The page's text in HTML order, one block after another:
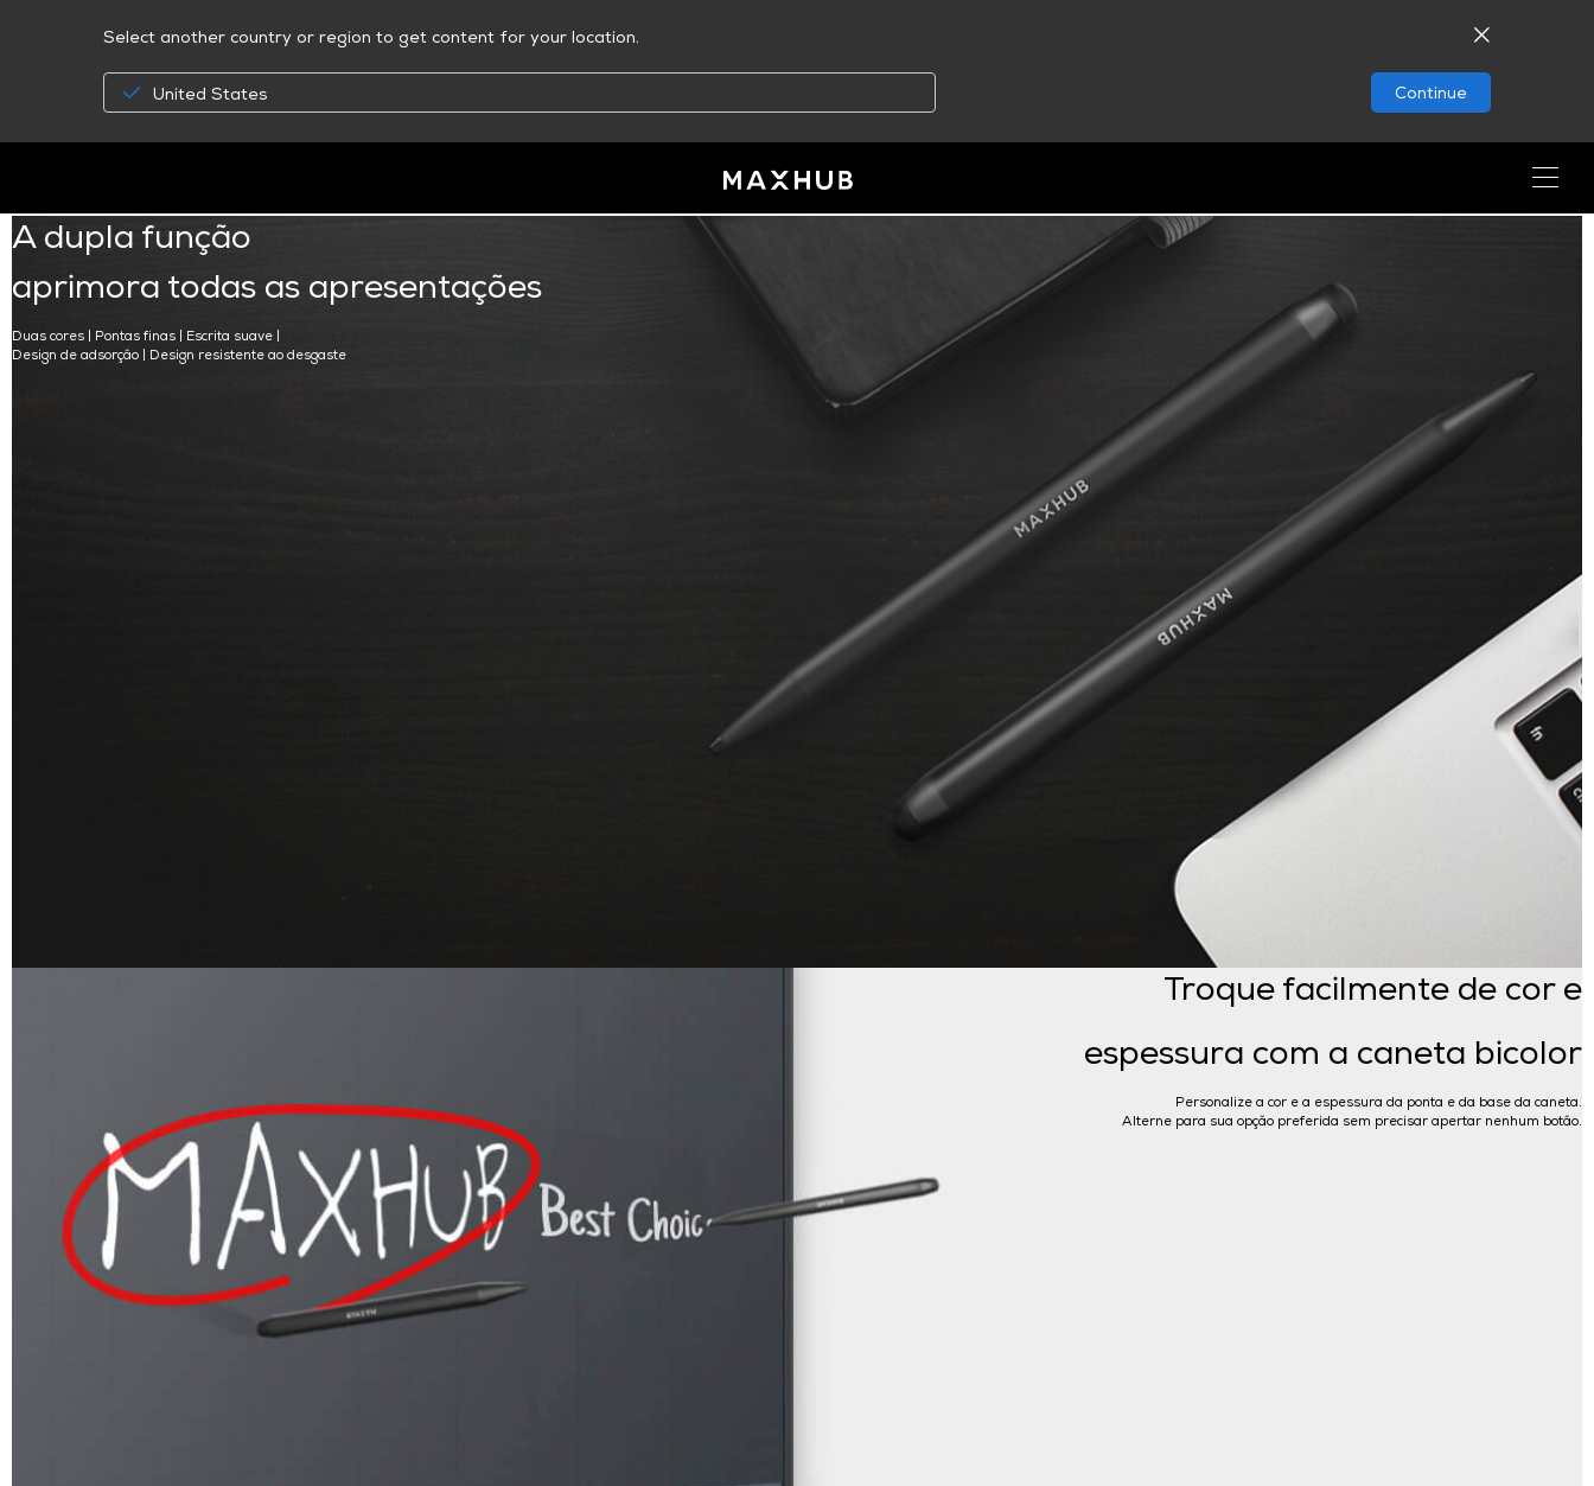
Select another country or region to get content for your location.
United States Continue
A dupla função
aprimora todas as apresentações
Duas cores | Pontas finas | Escrita suave |
Design de adsorção | Design resistente ao desgaste
Troque facilmente de cor e
espessura com a caneta bicolor
Personalize a cor e a espessura da ponta e da base da caneta.
Alterne para sua opção preferida sem precisar apertar nenhum botão.